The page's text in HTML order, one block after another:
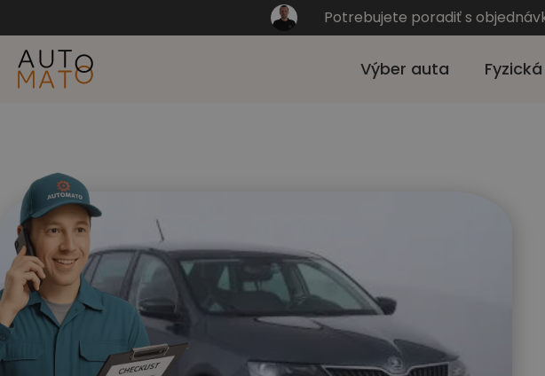
Potrebujete poradiť s
Výber auta